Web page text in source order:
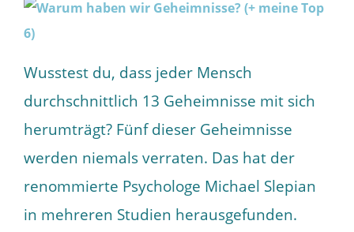
Wusstest du, dass jeder Mensch
durchschnittlich 13 Geheimnisse mit sich
herumträgt? Fünf dieser Geheimnisse
werden niemals verraten. Das hat der
renommierte Psychologe Michael Slepian
in mehreren Studien herausgefunden.